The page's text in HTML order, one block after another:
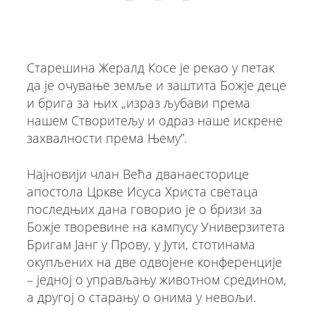
Старешина Жералд Косе je рекао у петак
да је очување земље и заштита Божје деце
и брига за њих „израз љубави према
нашем Створитељу и одраз наше искрене
захвалности према Њему”.
Најновији члан Већа дванаесторице
апостола Цркве Исуса Христа светаца
последњих дана говорио је о бризи за
Божје творевине на кампусу Универзитета
Бригам Јанг у Прову, у Јути, стотинама
окупљених на две одвојене конференције
– једнoj о управљању животном средином,
а другoj о старању о онима у невољи.